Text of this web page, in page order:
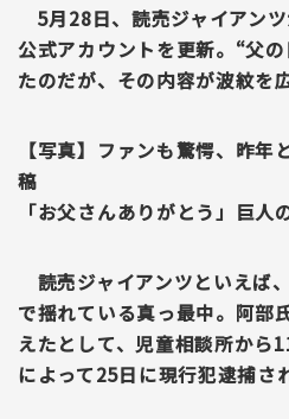
5月28日、読売ジャイアン
公式アカウントを更新。“父
たのだが、その内容が波紋を
【写真】ファンも驚愕、昨年
稿
「お父さんありがとう」巨人
読売ジャイアンツといえば
で揺れている真っ最中。阿部
えたとして、児童相談所から
によって25日に現行犯逮捕さ